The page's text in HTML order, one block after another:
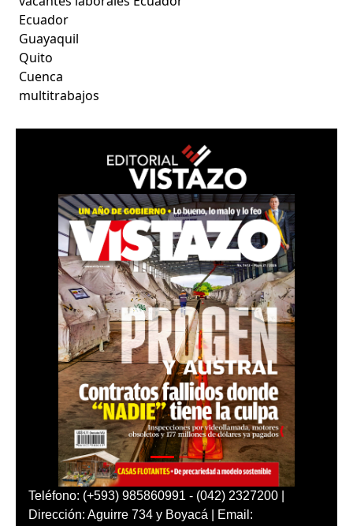
Ecuador
Guayaquil
Quito
Cuenca
multitrabajos
Teléfono: (+593) 985860991 - (042) 2327200 |
Dirección: Aguirre 734 y Boyacá | Email: